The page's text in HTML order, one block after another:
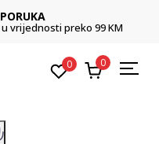
vrijednosti preko 99 KM
0 0